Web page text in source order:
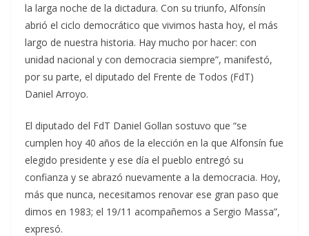
la larga noche de la dictadura. Con su triunfo, Alfonsín
abrió el ciclo democrático que vivimos hasta hoy, el más
largo de nuestra historia. Hay mucho por hacer: con
unidad nacional y con democracia siempre”, manifestó,
por su parte, el diputado del Frente de Todos (FdT)
Daniel Arroyo.
El diputado del FdT Daniel Gollan sostuvo que “se
cumplen hoy 40 años de la elección en la que Alfonsín fue
elegido presidente y ese día el pueblo entregó su
confianza y se abrazó nuevamente a la democracia. Hoy,
más que nunca, necesitamos renovar ese gran paso que
dimos en 1983; el 19/11 acompañemos a Sergio Massa”,
expresó.